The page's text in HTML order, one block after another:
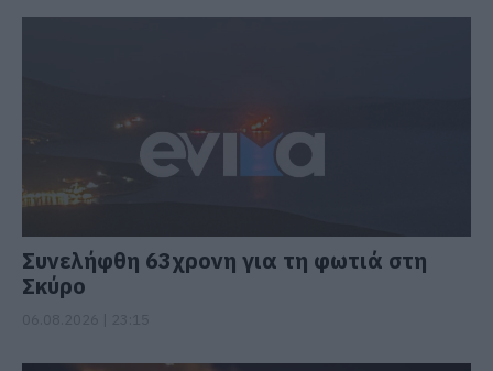
Συνελήφθη 63χρονη για τη φωτιά στη
Σκύρο